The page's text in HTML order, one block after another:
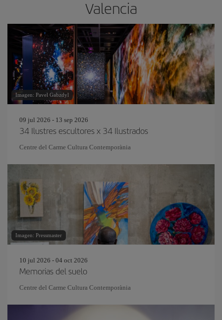
Valencia
Imagen: Pavel Gabzdyl
09 jul 2026 - 13 sep 2026
34 Ilustres escultores x 34 Ilustrados
Centre del Carme Cultura Contemporània
Imagen: Pressmaster
10 jul 2026 - 04 oct 2026
Memorias del suelo
Centre del Carme Cultura Contemporània